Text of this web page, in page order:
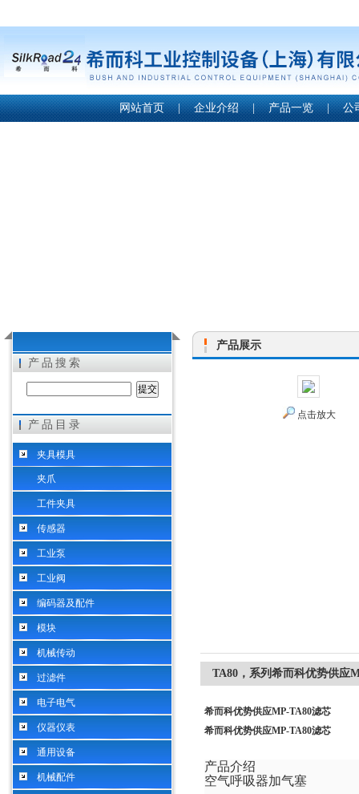
希而科工业控制设备（上海）有限公司
网站首页 | 企业介绍 | 产品一览 | 公
产品搜索
产品目录
夹具模具
夹爪
工件夹具
传感器
工业泵
工业阀
编码器及配件
模块
机械传动
过滤件
电子电气
仪器仪表
通用设备
机械配件
产品展示
点击放大
TA80，系列希而科优势供应
希而科优势供应MP-TA80滤芯
希而科优势供应MP-TA80滤芯
产品介绍
空气呼吸器加气塞